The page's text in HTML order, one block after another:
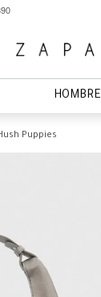
HOMBRE
Puppies